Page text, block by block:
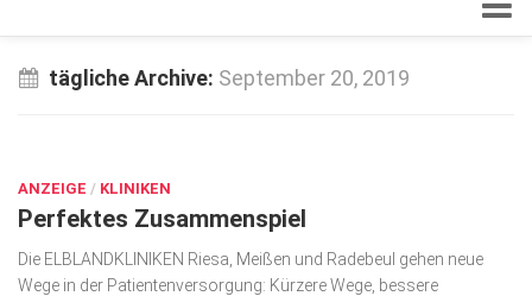
Orthopädie
Schönheit & Wohlbefinden
Special
tägliche Archive: September 20, 2019
ANZEIGE / KLINIKEN
Perfektes Zusammenspiel
Die ELBLANDKLINIKEN Riesa, Meißen und Radebeul gehen neue
Wege in der Patientenversorgung: Kürzere Wege, bessere